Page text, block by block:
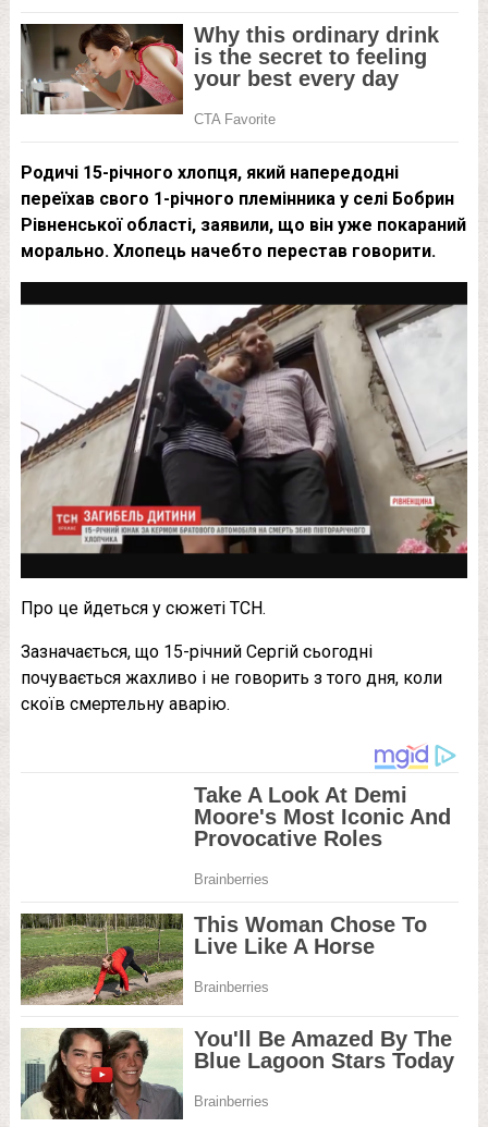
Родичі 15-річного хлопця, який напередодні
переїхав свого 1-річного племінника у селі Бобрин
Рівненської області, заявили, що він уже покараний
морально. Хлопець начебто перестав говорити.
Про це йдеться у сюжеті ТСН.
Зазначається, що 15-річний Сергій сьогодні
почувається жахливо і не говорить з того дня, коли
скоїв смертельну аварію.